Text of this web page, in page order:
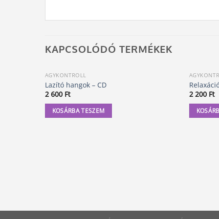
KAPCSOLÓDÓ TERMÉKEK
AGYKONTROLL
Lazító hangok – CD
2 600 Ft
KOSÁRBA TESZEM
2 200 Ft